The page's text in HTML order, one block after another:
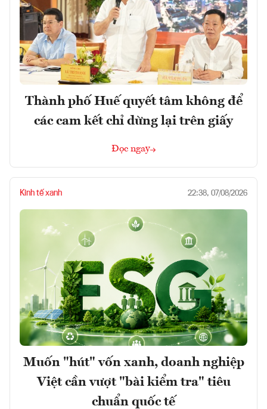
Thành phố Huế quyết tâm không để
các cam kết chỉ dừng lại trên giấy
Đọc ngay
Kinh tế xanh 22:38, 07/08/2026
Muốn "hút" vốn xanh, doanh nghiệp
Việt cần vượt "bài kiểm tra" tiêu
chuẩn quốc tế